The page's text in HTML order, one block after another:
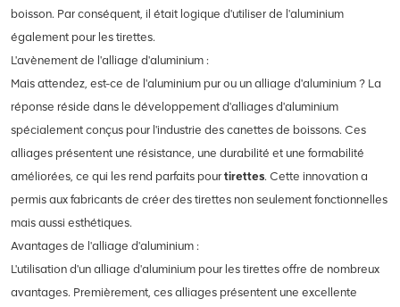
boisson. Par conséquent, il était logique d'utiliser de l'aluminium
également pour les tirettes.
L'avènement de l'alliage d'aluminium :
Mais attendez, est-ce de l'aluminium pur ou un alliage d'aluminium ? La
réponse réside dans le développement d'alliages d'aluminium
spécialement conçus pour l'industrie des canettes de boissons. Ces
alliages présentent une résistance, une durabilité et une formabilité
améliorées, ce qui les rend parfaits pour tirettes. Cette innovation a
permis aux fabricants de créer des tirettes non seulement fonctionnelles
mais aussi esthétiques.
Avantages de l'alliage d'aluminium :
L'utilisation d'un alliage d'aluminium pour les tirettes offre de nombreux
avantages. Premièrement, ces alliages présentent une excellente